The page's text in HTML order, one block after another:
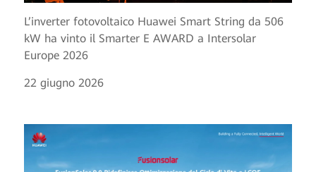
L’inverter fotovoltaico Huawei Smart String da 506
kW ha vinto il Smarter E AWARD a Intersolar
Europe 2026
22 giugno 2026